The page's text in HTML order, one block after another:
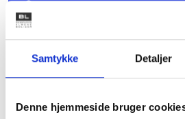
Samtykke Detaljer
Denne hjemmeside bruger